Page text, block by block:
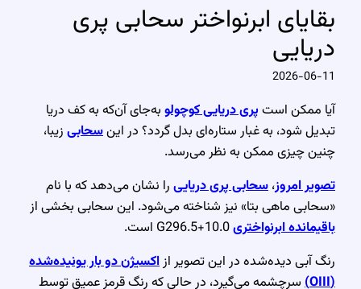
بقایای ابرنواختر سحابی پری
دریایی
2026-06-11
آیا ممکن استپری دریایی کوچولوبه‌جای آن‌که به کف دریا
تبدیل شود، به غبار ستاره‌ای بدل گردد؟ در اینسحابیزیبا،
چنین چیزی ممکن به نظر می‌رسد.
تصویر امروز،سحابی پری دریاییرا نشان می‌دهد که با نام
«سحابی ماهی بتا» نیز شناخته می‌شود. این سحابی بخشی از
باقیمانده ابرنواختری
رنگ آبی دیده‌شده در این تصویر ازاکسیژن دو بار یونیده‌شده
(OIII)
سرچشمه می‌گیرد، در حالی که رنگ قرمز عمیق توسط